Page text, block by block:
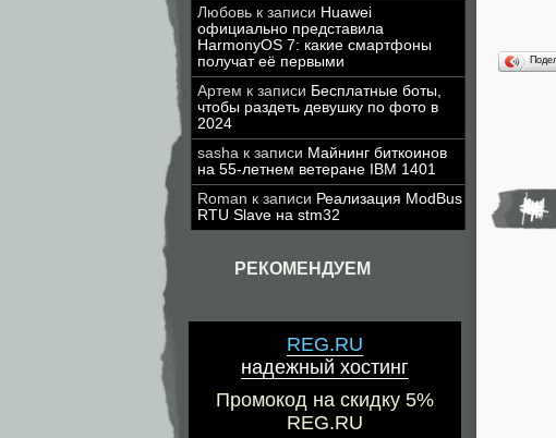
Любовь к записи Huawei
официально представила
HarmonyOS 7: какие смартфоны
получат её первыми
Артем к записи Бесплатные боты,
чтобы раздеть девушку по фото в
2024
sasha к записи Майнинг биткоинов
на 55-летнем ветеране IBM 1401
Roman к записи Реализация ModBus
RTU Slave на stm32
РЕКОМЕНДУЕМ
REG.RU
надежный хостинг
Промокод на скидку 5%
REG.RU